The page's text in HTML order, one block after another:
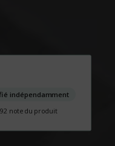
indépendamment
note du produit